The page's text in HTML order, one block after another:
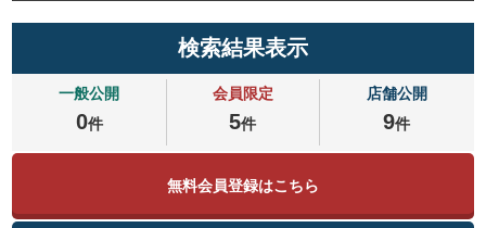
検索結果表示
一般公開
0件
会員限定
5件
店舗公開
9件
無料会員登録はこちら